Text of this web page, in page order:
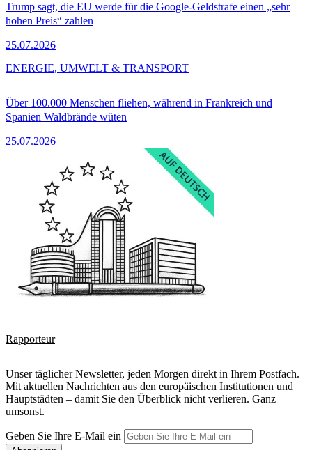
Trump sagt, die EU werde für die Google-Geldstrafe einen „sehr
hohen Preis“ zahlen
25.07.2026
Über 100.000 Menschen fliehen, während in Frankreich und
Spanien Waldbrände wüten
25.07.2026
ENERGIE, UMWELT & TRANSPORT
Rapporteur
Unser täglicher Newsletter, jeden Morgen direkt in Ihrem Postfach.
Mit aktuellen Nachrichten aus den europäischen Institutionen und
Hauptstädten – damit Sie den Überblick nicht verlieren. Ganz
umsonst.
Geben Sie Ihre E-Mail ein